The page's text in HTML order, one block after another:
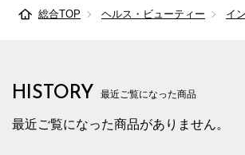
総合TOP ヘルス・ビューティー イ
HISTORY 最近ご覧になった商品
最近ご覧になった商品がありません。